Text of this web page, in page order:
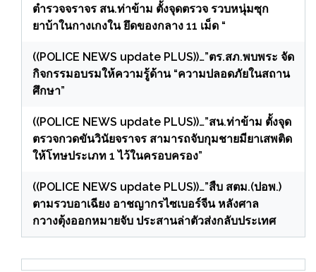
ตำรวจจราจร สน.ท่าข้าม ตั้งจุดตรวจ รวบหนุ่มซุก
ยาบ้าในกางเกงใน ยึดของกลาง 11 เม็ด “
((POLICE NEWS update PLUS))…”ตร.สภ.พบพระ จัด
กิจกรรมอบรมให้ความรู้ด้าน “ความปลอดภัยในสถาน
ศึกษา”
((POLICE NEWS update PLUS))…”สน.ท่าข้าม ตั้งจุด
ตรวจกวดขันวินัยจราจร สามารถจับกุมชายมียาเสพติด
ให้โทษประเภท 1 ไว้ในครอบครอง”
((POLICE NEWS update PLUS))…”สืบ สตม.(ปอพ.)
ตามรวบอาเฉียง อาชญากรไซเบอร์จีน หลังศาล
กวางตุ้งออกหมายจับ ประสานล่าตัวส่งกลับประเทศ